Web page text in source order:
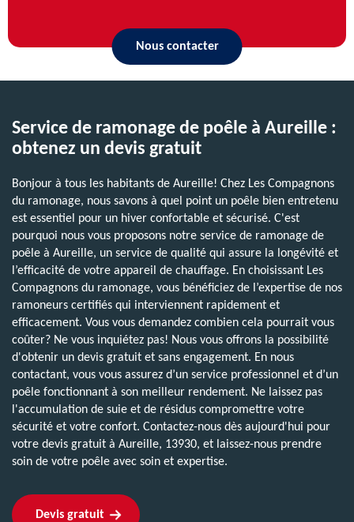
Nous contacter
Service de ramonage de poêle à Aureille :
obtenez un devis gratuit
Bonjour à tous les habitants de Aureille! Chez Les Compagnons
du ramonage, nous savons à quel point un poêle bien entretenu
est essentiel pour un hiver confortable et sécurisé. C'est
pourquoi nous vous proposons notre service de ramonage de
poêle à Aureille, un service de qualité qui assure la longévité et
l’efficacité de votre appareil de chauffage. En choisissant Les
Compagnons du ramonage, vous bénéficiez de l’expertise de nos
ramoneurs certifiés qui interviennent rapidement et
efficacement. Vous vous demandez combien cela pourrait vous
coûter? Ne vous inquiétez pas! Nous vous offrons la possibilité
d'obtenir un devis gratuit et sans engagement. En nous
contactant, vous vous assurez d’un service professionnel et d’un
poêle fonctionnant à son meilleur rendement. Ne laissez pas
l'accumulation de suie et de résidus compromettre votre
sécurité et votre confort. Contactez-nous dès aujourd'hui pour
votre devis gratuit à Aureille, 13930, et laissez-nous prendre
soin de votre poêle avec soin et expertise.
Devis gratuit